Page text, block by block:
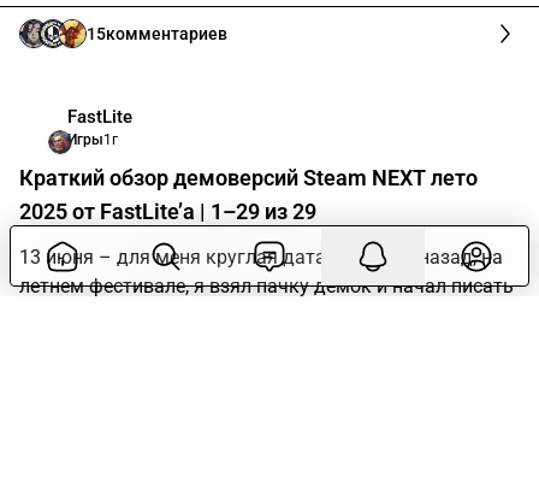
15комментариев
FastLite
Игры1г
Краткий обзор демоверсий Steam NEXT лето
2025 от FastLite’а | 1–29 из 29
13 июня – для меня круглая дата. Три года назад, на
летнем фестивале, я взял пачку демок и начал писать